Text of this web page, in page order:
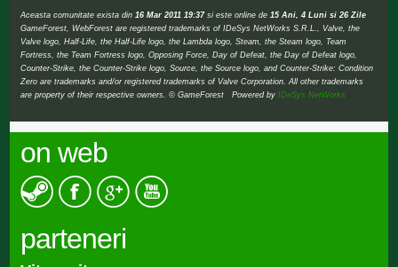
Aceasta comunitate exista din 16 Mar 2011 19:37si este online de 15 Ani, 4 Luni si 26 Zile
GameForest, WebForest are registered trademarks of IDeSys NetWorks S.R.L., Valve, the
Valve logo, Half-Life, the Half-Life logo, the Lambda logo, Steam, the Steam logo, Team
Fortress, the Team Fortress logo, Opposing Force, Day of Defeat, the Day of Defeat logo,
Counter-Strike, the Counter-Strike logo, Source, the Source logo, and Counter-Strike: Condition
Zero are trademarks and/or registered trademarks of Valve Corporation. All other trademarks
are property of their respective owners. © GameForest Powered byIDeSys NetWorks
on web
parteneri